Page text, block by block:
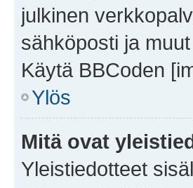
julkinen
sähköposti ja
Käytä BBCoden
Ylös
Mitä ovat
Yleistiedotteet